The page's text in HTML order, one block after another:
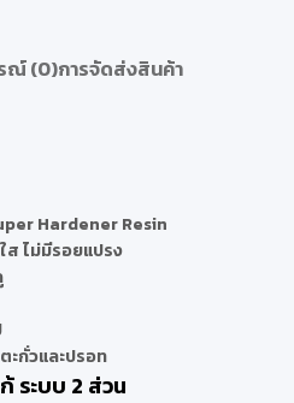
ณ์ (0)การจัดส่งสินค้า
Hardener Resin
ส ไม่มีรอยแปรง
ะกั่วและปรอท
ระบบ 2 ส่วน